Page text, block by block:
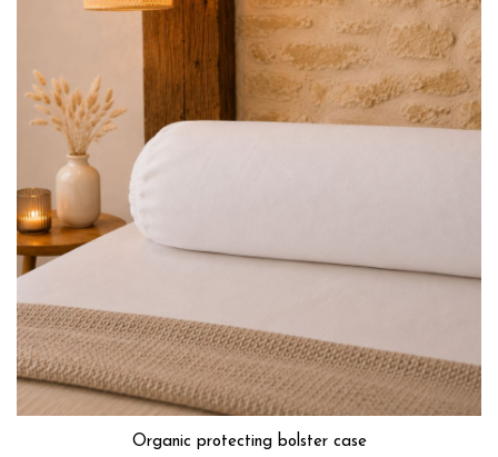
Organic protecting bolster case